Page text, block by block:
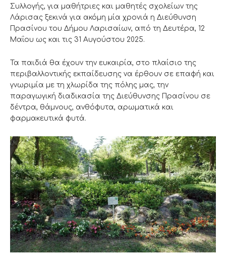
Συλλογής, για μαθήτριες και μαθητές σχολείων της
Λάρισας ξεκινά για ακόμη μία χρονιά η Διεύθυνση
Πρασίνου του Δήμου Λαρισαίων, από τη Δευτέρα, 12
Μαΐου ως και τις 31 Αυγούστου 2025.
Τα παιδιά θα έχουν την ευκαιρία, στο πλαίσιο της
περιβαλλοντικής εκπαίδευσης να έρθουν σε επαφή και
γνωριμία με τη χλωρίδα της πόλης μας, την
παραγωγική διαδικασία της Διεύθυνσης Πρασίνου σε
δέντρα, θάμνους, ανθόφυτα, αρωματικά και
φαρμακευτικά φυτά.